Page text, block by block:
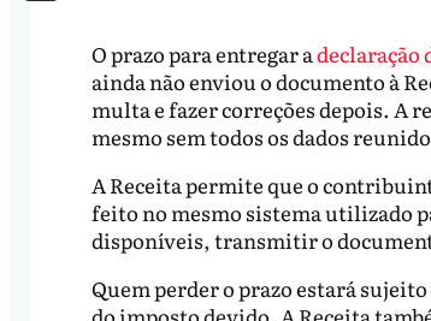
O prazo para entregar adeclaração
ainda não enviou o documento à
multa e fazer correções depois. A
mesmo sem todos os dados
A Receita permite que o
feito no mesmo sistema utilizado
disponíveis, transmitir o
Quem perder o prazo estará sujeito